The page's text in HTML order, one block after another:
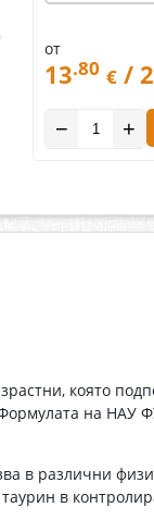
от
13.80 € /
− +
която
на НАУ
в различни
в